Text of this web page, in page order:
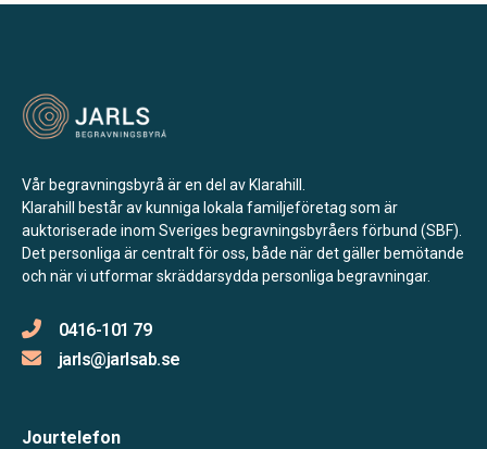
Vår begravningsbyrå är en del av Klarahill.
Klarahill består av kunniga lokala familjeföretag som är
auktoriserade inom Sveriges begravningsbyråers förbund (SBF).
Det personliga är centralt för oss, både när det gäller bemötande
och när vi utformar skräddarsydda personliga begravningar.
0416-101 79
jarls@jarlsab.se
Jourtelefon